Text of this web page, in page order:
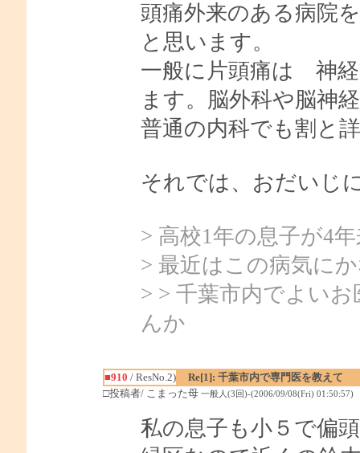
頭痛外来のある病院
と思います。
一般に片頭痛は 神
ます。脳外科や脳神
普通の内科でも割と
それでは、おだいじ
> 高校1年の息子が4
> 最近はこの病気に
> > 千葉市内でよい
んか
■910 / ResNo.2)
Re[1]: 千葉市内で専門医を教えて
□投稿者/ こまった母 一般人(3回)-(2006/09/08(Fri) 01:50:57)
私の息子も小５で偏